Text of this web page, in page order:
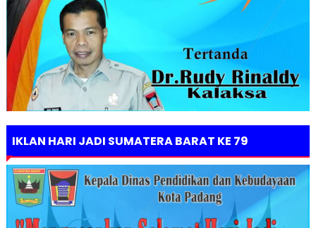
IKLAN HARI JADI SUMATERA BARAT KE 79